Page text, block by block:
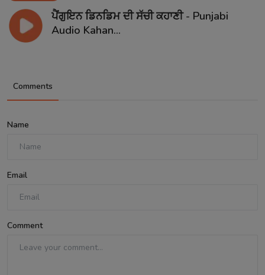
ਪੈਂਗੁਇਨ ਡਿਨਡਿਮ ਦੀ ਸੱਚੀ ਕਹਾਣੀ - Punjabi
Audio Kahan...
Comments
Name
Email
Comment